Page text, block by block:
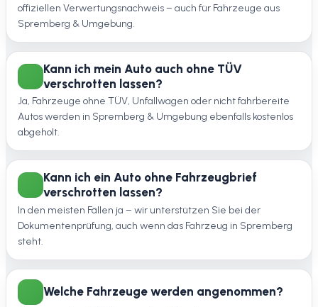
offiziellen Verwertungsnachweis – auch für Fahrzeuge aus
Spremberg & Umgebung.
Kann ich mein Auto auch ohne TÜV
verschrotten lassen?
Ja, Fahrzeuge ohne TÜV, Unfallwagen oder nicht fahrbereite
Autos werden in Spremberg & Umgebung ebenfalls kostenlos
abgeholt.
Kann ich ein Auto ohne Fahrzeugbrief
verschrotten lassen?
In den meisten Fällen ja – wir unterstützen Sie bei der
Dokumentenprüfung, auch wenn das Fahrzeug in Spremberg
steht.
Welche Fahrzeuge werden angenommen?